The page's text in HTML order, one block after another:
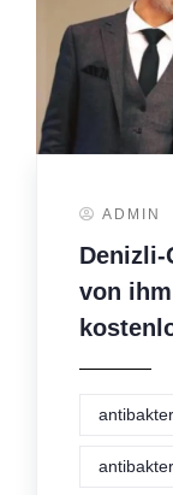
ADMIN
von